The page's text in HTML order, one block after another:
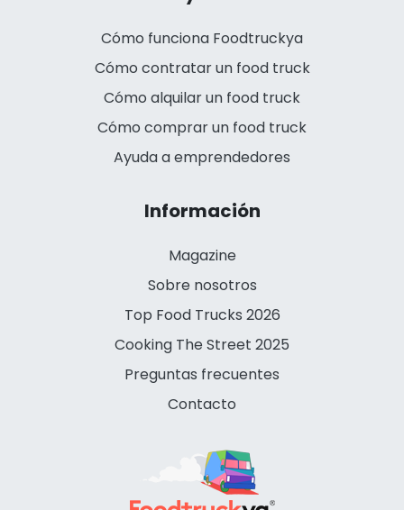
Cómo funciona Foodtruckya
Cómo contratar un food truck
Cómo alquilar un food truck
Cómo comprar un food truck
Ayuda a emprendedores
Información
Magazine
Sobre nosotros
Top Food Trucks 2026
Cooking The Street 2025
Preguntas frecuentes
Contacto